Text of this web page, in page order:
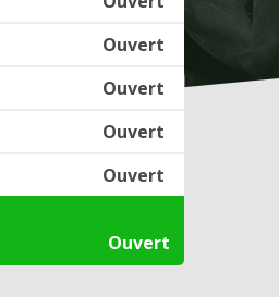
Ouvert
Ouvert
Ouvert
Ouvert
Ouvert